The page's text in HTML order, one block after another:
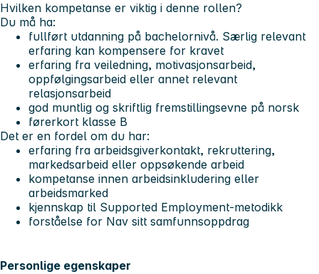
Hvilken kompetanse er viktig i denne rollen?
Du må ha:
fullført utdanning på bachelornivå. Særlig relevant
erfaring kan kompensere for kravet
erfaring fra veiledning, motivasjonsarbeid,
oppfølgingsarbeid eller annet relevant
relasjonsarbeid
god muntlig og skriftlig fremstillingsevne på norsk
førerkort klasse B
Det er en fordel om du har:
erfaring fra arbeidsgiverkontakt, rekruttering,
markedsarbeid eller oppsøkende arbeid
kompetanse innen arbeidsinkludering eller
arbeidsmarked
kjennskap til Supported Employment-metodikk
forståelse for Nav sitt samfunnsoppdrag
Personlige egenskaper